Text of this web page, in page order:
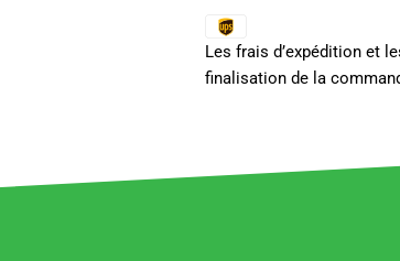
Les frais d’expédition et
finalisation de la